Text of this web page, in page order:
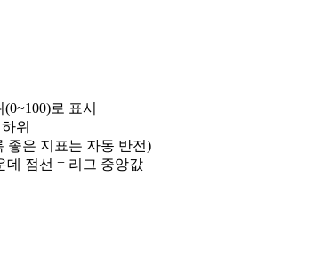
로 표시
위
좋은 지표는 자동 반전)
데 점선 = 리그 중앙값